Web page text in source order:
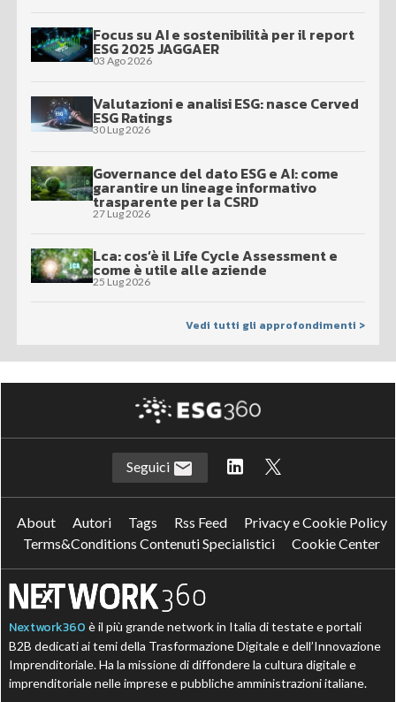
Focus su AI e sostenibilità per il report
ESG 2025 JAGGAER
03 Ago 2026
Valutazioni e analisi ESG: nasce Cerved
ESG Ratings
30 Lug 2026
Governance del dato ESG e AI: come
garantire un lineage informativo
trasparente per la CSRD
27 Lug 2026
Lca: cos’è il Life Cycle Assessment e
come è utile alle aziende
25 Lug 2026
Vedi tutti gli approfondimenti >
Seguici
About Autori Tags Rss Feed
Privacy e Cookie Policy
Terms&Conditions Contenuti Specialistici
Cookie Center
Nextwork360 è il più grande network in Italia di testate e portali
B2B dedicati ai temi della Trasformazione Digitale e dell’Innovazione
Imprenditoriale. Ha la missione di diffondere la cultura digitale e
imprenditoriale nelle imprese e pubbliche amministrazioni italiane.